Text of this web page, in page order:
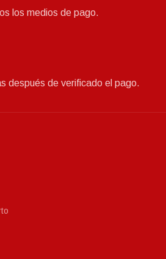
los medios de pago.
después de verificado el pago.